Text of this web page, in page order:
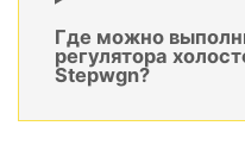
Где можно
регулятора
Stepwgn?